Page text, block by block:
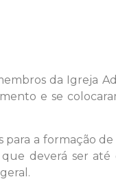
da Igreja
e se
a formação
deverá ser até